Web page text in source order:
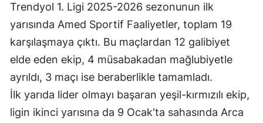
Diyarbakır
Edirne
Elazığ
Erzincan
Trendyol 1. Ligi 2025-2026 sezonunun ilk
yarısında Amed Sportif Faaliyetler, toplam 19
karşılaşmaya çıktı. Bu maçlardan 12 galibiyet
elde eden ekip, 4 müsabakadan mağlubiyetle
ayrıldı, 3 maçı ise beraberlikle tamamladı.
İlk yarıda lider olmayı başaran yeşil-kırmızılı ekip,
ligin ikinci yarısına da 9 Ocak'ta sahasında Arca